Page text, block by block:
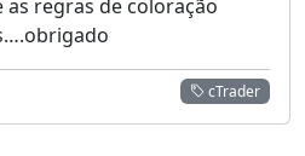
regras de coloração
cTrader